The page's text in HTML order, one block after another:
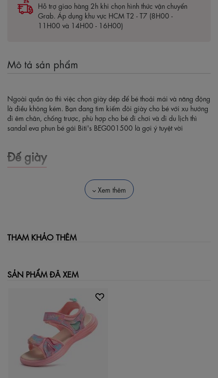
Hỗ trợ giao hàng 2h khi chọn hình thức vận chuyển
Grab. Áp dụng khu vực HCM T2 - T7 (8H00 -
11H00 và 14H00 - 16H00)
Mô tả sản phẩm
Ngoài quần áo thì việc chọn giày dép để bé thoải mái và năng động
là điều không kém. Bạn đang tìm kiếm đôi giày cho bé với xu hướng
đi êm chân, chống trược, phù hợp cho bé đi chơi và đi du lịch thì
sandal eva phun bé gái Biti's BEG001500 là gợi ý tuyệt vời
Đế giày
Đế dép được làm từ chất liệu IP êm, độ bám cao chống
Lót trong mềm mịn, êm ái, thấm hút mồ hôi tốt, giúp bé dễ
lại cảm giác thoải mái, an toàn khi di chuyển
Sandal bé gái được tạo nên bởi chất si PU kim tuyến nhẹ
Sản phẩm quai ngang hở mũi có thể tháo rời, dễ dàng
điều chỉnh quai ôm vừa vặn chân bé
Quai giày cao cấp mềm mại êm thoáng nhanh ráo nước,
kháng khuẩn không để lại mồ hôi tích tụ gây hôi chân bé
Biti's BEG001500 xinh xắn với họa tiết trái tim màu hồng
có phủ chút nhũ tạo độ óng ánh đẹp, thời trang sắc nét, điệu
đà cho bé yêu
Xem thêm
THAM KHẢO THÊM
SẢN PHẨM ĐÃ XEM